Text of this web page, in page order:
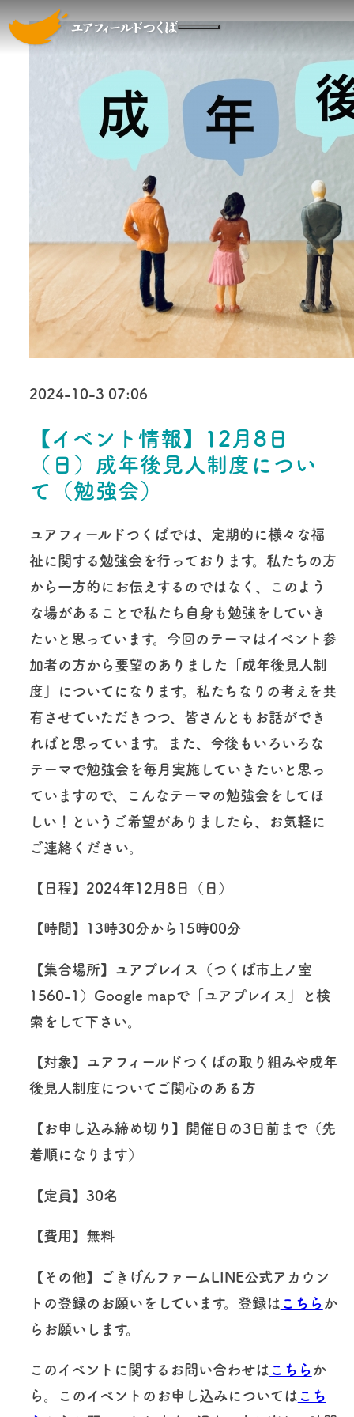
メインコンテンツへスキップする
ユアフィールドつくばについて
ニュース
社員や利用者の声
お問い合わせ
会社案内
ごきげんファーム
ブルーフロッグ
みのりガーデン
協賛・寄付
2024-10-3 07:06
【イベント情報】12月8日
（日）成年後見人制度につい
て（勉強会）
ユアフィールドつくばでは、定期的に様々な福
祉に関する勉強会を行っております。私たちの方
から一方的にお伝えするのではなく、このよう
な場があることで私たち自身も勉強をしていき
たいと思っています。今回のテーマはイベント参
加者の方から要望のありました「成年後見人制
度」についてになります。私たちなりの考えを共
有させていただきつつ、皆さんともお話ができ
ればと思っています。また、今後もいろいろな
テーマで勉強会を毎月実施していきたいと思っ
ていますので、こんなテーマの勉強会をしてほ
しい！というご希望がありましたら、お気軽に
ご連絡ください。
【日程】2024年12月8日（日）
【時間】13時30分から15時00分
【集合場所】ユアプレイス（つくば市上ノ室
1560-1）Google mapで「ユアプレイス」と検
索をして下さい。
【対象】ユアフィールドつくばの取り組みや成年
後見人制度についてご関心のある方
【お申し込み締め切り】開催日の3日前まで（先
着順になります）
【定員】30名
【費用】無料
【その他】ごきげんファームLINE公式アカウン
トの登録のお願いをしています。登録は こちら か
らお願いします。
このイベントに関するお問い合わせは こちら か
ら。このイベントのお申し込みについては こち